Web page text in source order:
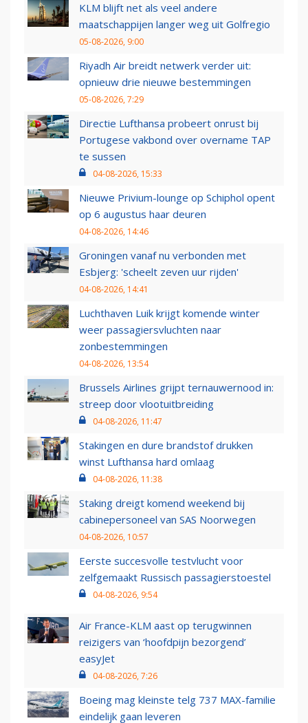
KLM blijft net als veel andere
maatschappijen langer weg uit Golfregio
05-08-2026, 9:00
Riyadh Air breidt netwerk verder uit:
opnieuw drie nieuwe bestemmingen
05-08-2026, 7:29
Directie Lufthansa probeert onrust bij
Portugese vakbond over overname TAP
te sussen
04-08-2026, 15:33
Nieuwe Privium-lounge op Schiphol opent
op 6 augustus haar deuren
04-08-2026, 14:46
Groningen vanaf nu verbonden met
Esbjerg: 'scheelt zeven uur rijden'
04-08-2026, 14:41
Luchthaven Luik krijgt komende winter
weer passagiersvluchten naar
zonbestemmingen
04-08-2026, 13:54
Brussels Airlines grijpt ternauwernood in:
streep door vlootuitbreiding
04-08-2026, 11:47
Stakingen en dure brandstof drukken
winst Lufthansa hard omlaag
04-08-2026, 11:38
Staking dreigt komend weekend bij
cabinepersoneel van SAS Noorwegen
04-08-2026, 10:57
Eerste succesvolle testvlucht voor
zelfgemaakt Russisch passagierstoestel
04-08-2026, 9:54
Air France-KLM aast op terugwinnen
reizigers van ‘hoofdpijn bezorgend’
easyJet
04-08-2026, 7:26
Boeing mag kleinste telg 737 MAX-familie
eindelijk gaan leveren